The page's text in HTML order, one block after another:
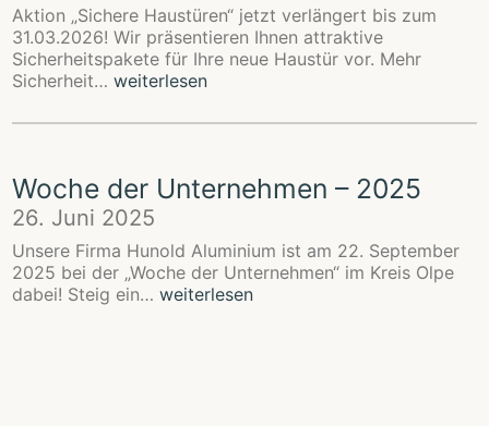
Aktion „Sichere Haustüren“ jetzt verlängert bis zum
31.03.2026! Wir präsentieren Ihnen attraktive
Sicherheitspakete für Ihre neue Haustür vor. Mehr
Sicherheit…Aktion
Haustüren“
weiterlesen
Woche der Unternehmen – 2025
26. Juni 2025
Unsere Firma Hunold Aluminium ist am 22. September
2025 bei der „Woche der Unternehmen“ im Kreis Olpe
dabei! Steig ein…Woche
weiterlesen